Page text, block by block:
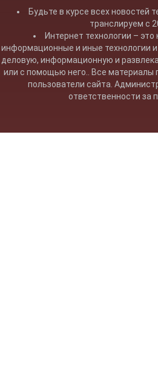
Будьте в курсе всех новостей
транслируем с
Интернет технологии –
информационные и иные технологии
деловую, информационную и
или с помощью него.. Все материалы
пользователи сайта.
ответственности за